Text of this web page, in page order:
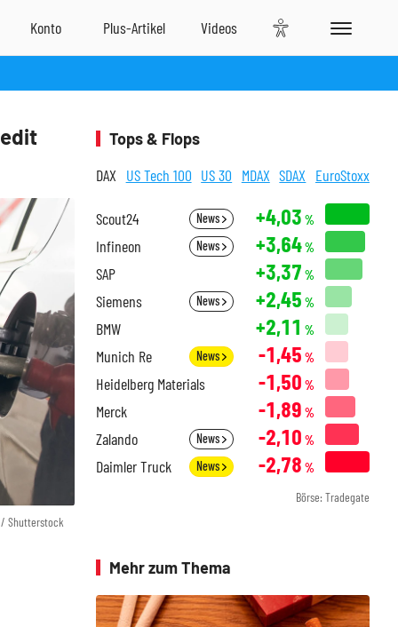
Shutterstock
Tops & Flops
DAX US Tech 100 US 30 MDAX SDAX EuroStoxx
Scout24 News +4,03 %
Infineon News +3,64%
SAP +3,37 %
Siemens News +2,45 %
BMW +2,11 %
Munich Re News -1,45 %
Heidelberg Materials -1,50 %
Merck -1,89 %
Zalando News -2,10 %
Daimler Truck News -2,78 %
Börse: Tradegate
Mehr zum Thema